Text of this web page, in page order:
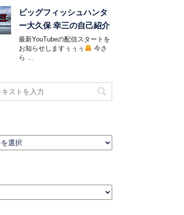
ビッグフィッシュハンタ
ー大久保 幸三の自己紹介
最新YouTubeの配信スタートを
お知らせしますぅぅぅ
今さ
ら ...